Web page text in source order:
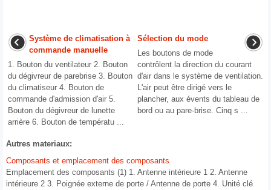
Système de climatisation à
commande manuelle
1. Bouton du ventilateur 2. Bouton
du dégivreur de parebrise 3. Bouton
du climatiseur 4. Bouton de
commande d'admission d'air 5.
Bouton du dégivreur de lunette
arrière 6. Bouton de températu ...
Sélection du mode
Les boutons de mode
contrôlent la direction du courant
d'air dans le système de ventilation.
L'air peut être dirigé vers le
plancher, aux évents du tableau de
bord ou au pare-brise. Cinq s ...
Autres materiaux:
Composants et emplacement des composants
Emplacement des composants (1) 1. Antenne intérieure 1 2. Antenne
intérieure 2 3. Poignée externe de porte / Antenne de porte 4. Unité clé